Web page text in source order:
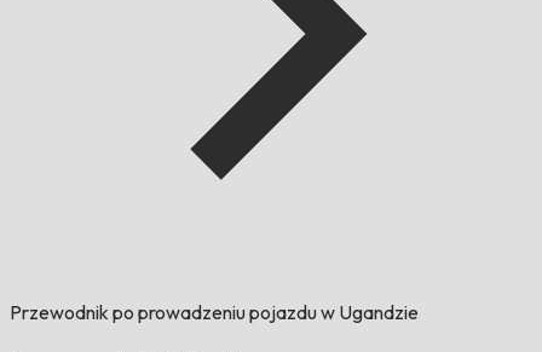
Przewodnik po prowadzeniu pojazdu w Ugandzie